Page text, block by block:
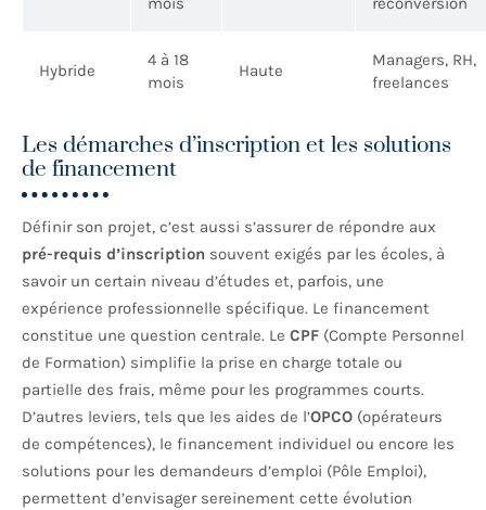
Hybride
4 à 18
mois
Haute
Managers, RH,
freelances
Les démarches d’inscription et les solutions
de financement
Définir son projet, c’est aussi s’assurer de répondre aux
pré-requis d’inscription souvent exigés par les écoles, à
savoir un certain niveau d’études et, parfois, une
expérience professionnelle spécifique. Le financement
constitue une question centrale. Le CPF (Compte Personnel
de Formation) simplifie la prise en charge totale ou
partielle des frais, même pour les programmes courts.
D’autres leviers, tels que les aides de l’OPCO (opérateurs
de compétences), le financement individuel ou encore les
solutions pour les demandeurs d’emploi (Pôle Emploi),
permettent d’envisager sereinement cette évolution